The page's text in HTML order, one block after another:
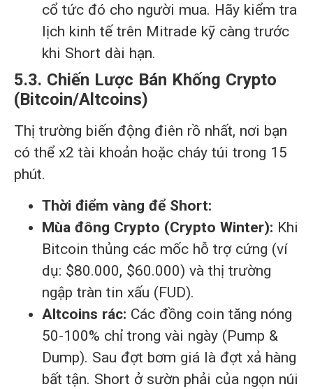
cổ tức đó cho người mua. Hãy kiểm tra
lịch kinh tế trên Mitrade kỹ càng trước
khi Short dài hạn.
5.3. Chiến Lược Bán Khống Crypto
(Bitcoin/Altcoins)
Thị trường biến động điên rồ nhất, nơi bạn
có thể x2 tài khoản hoặc cháy túi trong 15
phút.
Thời điểm vàng để Short:
Mùa đông Crypto (Crypto Winter): Khi
Bitcoin thủng các mốc hỗ trợ cứng (ví
dụ: $80.000, $60.000) và thị trường
ngập tràn tin xấu (FUD).
Altcoins rác: Các đồng coin tăng nóng
50-100% chỉ trong vài ngày (Pump &
Dump). Sau đợt bơm giá là đợt xả hàng
bất tận. Short ở sườn phải của ngọn núi